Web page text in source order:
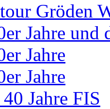
Gröden
Jahre und
Jahre
Jahre
Jahre FIS